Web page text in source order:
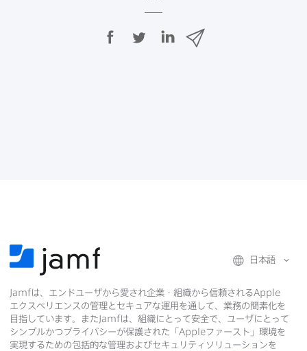
w
日本語
Jamfは、​エンドユーザから​愛され企業・組織から​信頼されるApple
エクスペリエンスの​管理と​セキュアな​運用を​通して、​業務の​簡素化を​
目指しています。​また Jamfは、​組織に​とって​安全で、​ユーザに​とって​
シンプルかつプライバシーが​保護された​「 Appleファースト」環境を​
実現する​ための​包括的な​管理および​セキュリティソリューションを​